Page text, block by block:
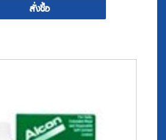
สั่งซื้อ